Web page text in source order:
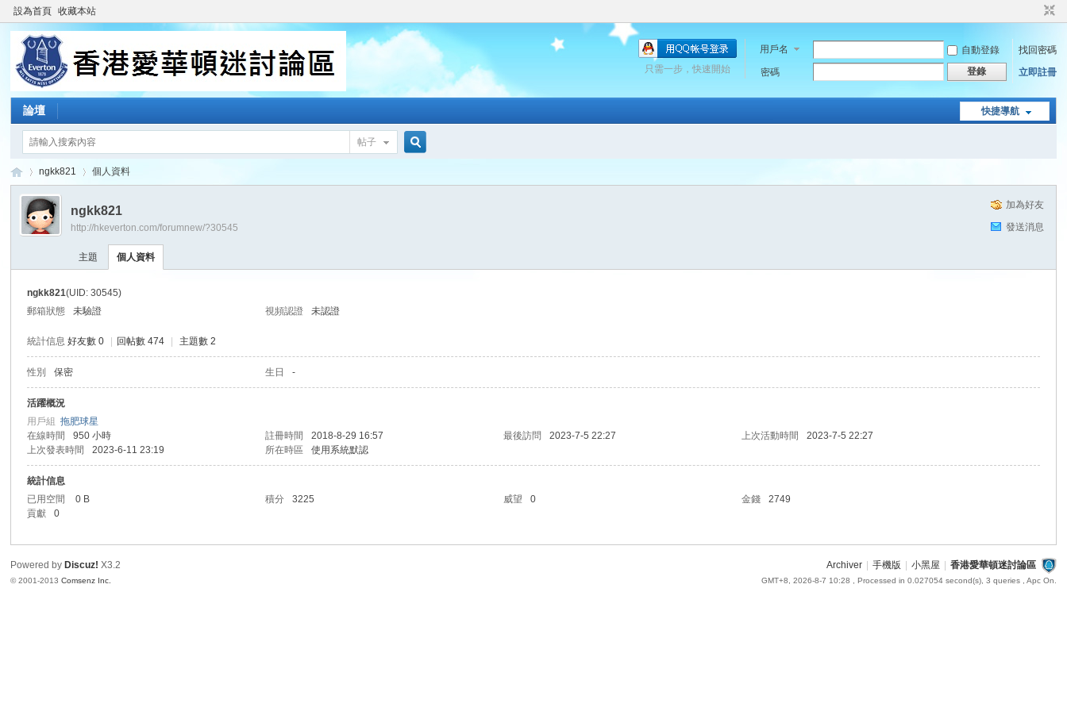
設為首頁 收藏本站
用戶名 自動登錄
找回密碼
密碼
登錄 立即註冊
只需一步，快速開始
快捷導航
論壇
帖子
›
ngkk821 個人資料
加為好友
發送消息
ngkk821
http://hkeverton.com/forumnew/?30545
主題 個人資料
ngkk821(UID: 30545)
郵箱狀態
未驗證 視頻認證 未認證
統計信息 好友數 0 回帖數 474 主題數 2
性別 保密 生日 -
活躍概況
用戶組拖肥球星
在線時間
950 小時 註冊時間 2018-8-29 16:57 最後訪問 2023-7-5 22:27 上次活動時間
2023-7-5 22:27
上次發表時間
2023-6-11 23:19 所在時區 使用系統默認
統計信息
已用空間
0 B 積分 3225 威望 0 金錢
2749
貢獻
0
Archiver 手機版 小黑屋 香港愛華頓迷討論區
GMT+8, 2026-8-7 10:28 , Processed in 0.027054 second(s), 3 queries , Apc On.
Powered by Discuz! X3.2
© 2001-2013Comsenz Inc.